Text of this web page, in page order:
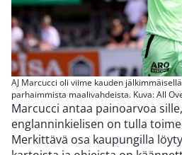
AJ Marcucci oli viime kauden
parhaimmista maalivahdeista. Kuva: All
Marcucci antaa painoarvoa
englanninkielisen on tulla
Merkittävä osa kaupungilla